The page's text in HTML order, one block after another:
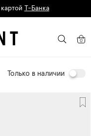
Т-Банка
Москва 0
Только в наличии